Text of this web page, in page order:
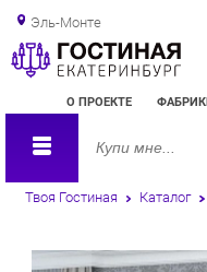
Эль-Монте
О ПРОЕКТЕ ФАБРИКИ
Твоя Гостиная Каталог